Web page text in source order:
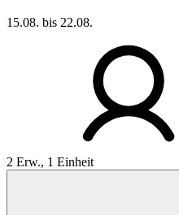
15.08. bis 22.08.
2 Erw., 1 Einheit